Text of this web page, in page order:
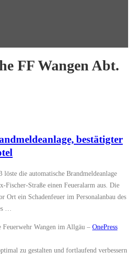
FF Wangen Abt.
bestätigter
die automatische Brandmeldeanlage
Fischer-Straße einen Feueralarm aus. Die
Ort ein Schadenfeuer im Personalanbau des
…
Wangen im Allgäu – OnePress
zu gestalten und fortlaufend verbessern